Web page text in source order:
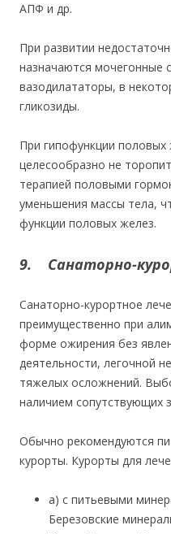
АПФ и др.
При развитии
назначаются мочегонные
вазодилататоры, в
гликозиды.
При гипофункции
целесообразно не
терапией половыми
уменьшения массы тела,
функции половых желез.
9. Санаторно-
Санаторно-курортное
преимущественно при
форме ожирения без
деятельности, легочной
тяжелых осложнений.
наличием сопутствующих
Обычно рекомендуются
курорты. Курорты для
а) с питьевыми
Березовские